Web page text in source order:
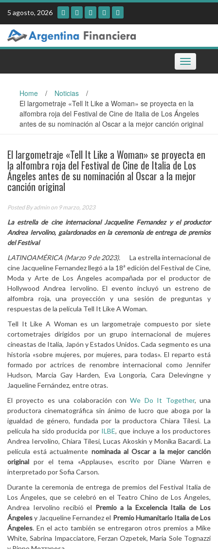
Skip
content
5 agosto, 2026
Toggle
navigation
Home / Noticias
/
El largometraje «Tell It Like a Woman» se proyecta en la
alfombra roja del Festival de Cine de Italia de Los Ángeles
antes de su nominación al Oscar a la mejor canción original
El largometraje «Tell It Like a Woman» se proyecta en
la alfombra roja del Festival de Cine de Italia de Los
Ángeles antes de su nominación al Oscar a la mejor
canción original
Posted Byadmin on 9 marzo, 2023
La estrella de cine internacional Jacqueline Fernandez y el productor
Andrea Iervolino, galardonados en la ceremonia de entrega de premios
del Festival
LATINOAMÉRICA (Marzo 9 de 2023). La estrella internacional de
cine Jacqueline Fernandez llegó a la 18ª edición del Festival de Cine,
Moda y Arte de Los Ángeles acompañada por el productor de
Hollywood Andrea Iervolino. El evento incluyó un estreno de
alfombra roja, una proyección y una sesión de preguntas y
respuestas de la película Tell It Like A Woman.
Tell It Like A Woman es un largometraje compuesto por siete
cortometrajes dirigidos por un grupo internacional de mujeres
cineastas de Italia, Japón y Estados Unidos. Cada segmento es una
historia «sobre mujeres, por mujeres, para todas». El reparto está
formado por actrices de renombre internacional como Jennifer
Hudson, Marcia Gay Harden, Eva Longoria, Cara Delevingne y
Jaqueline Fernández, entre otras.
El proyecto es una colaboración conWe Do It Together, una
productora cinematográfica sin ánimo de lucro que aboga por la
igualdad de género, fundada por la productora Chiara Tilesi. La
película ha sido producida por ILBE, que incluye a los productores
Andrea Iervolino, Chiara Tilesi, Lucas Akoskin y Monika Bacardi. La
película está actualmente nominada al Oscar a la mejor canción
original por el tema «Applause», escrito por Diane Warren e
interpretado por Sofia Carson.
Durante la ceremonia de entrega de premios del Festival Italia de
Los Ángeles, que se celebró en el Teatro Chino de Los Ángeles,
Andrea Iervolino recibió el Premio a la Excelencia Italia de Los
Ángelesy Jacqueline Fernandez el Premio Humanitario Italia de Los
Ángeles. En el acto también se entregaron otros premios a Mike
White, Sabrina Impacciatore, Ferzan Ozpetek, Maria Sole Tognazzi